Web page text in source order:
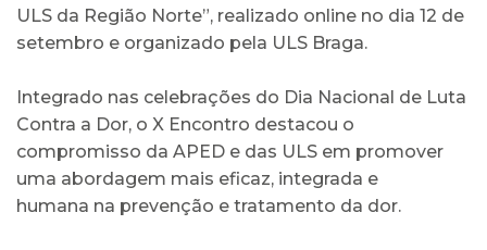
ULS da Região Norte”, realizado online no dia 12 de
setembro e organizado pela ULS Braga.
Integrado nas celebrações do Dia Nacional de Luta
Contra a Dor, o X Encontro destacou o
compromisso da APED e das ULS em promover
uma abordagem mais eficaz, integrada e
humana na prevenção e tratamento da dor.